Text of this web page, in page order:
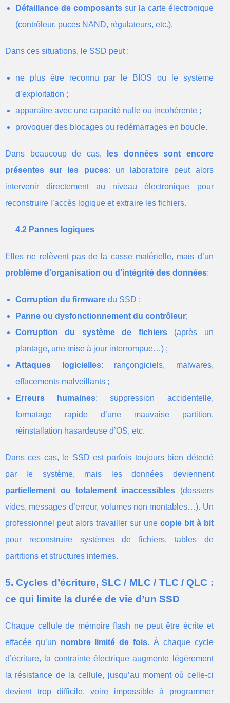
Défaillance de composantssur la carte électronique
(contrôleur, puces NAND, régulateurs, etc.).
Dans ces situations, le SSD peut :
ne plus être reconnu par le BIOS ou le système
d’exploitation ;
apparaître avec une capacité nulle ou incohérente ;
provoquer des blocages ou redémarrages en boucle.
Dans beaucoup de cas,
les données sont encore
présentes sur les puces: un laboratoire peut alors
intervenir directement au niveau électronique pour
reconstruire l’accès logique et extraire les fichiers.
4.2 Pannes logiques
Elles ne relèvent pas de la casse matérielle, mais d’un
problème d’organisation ou d’intégrité des données:
Corruption du firmware du SSD ;
Panne ou dysfonctionnement du contrôleur;
Corruption du système de fichiers(après un
plantage, une mise à jour interrompue…) ;
Attaques logicielles: rançongiciels, malwares,
effacements malveillants ;
Erreurs humaines: suppression accidentelle,
formatage rapide d’une mauvaise partition,
réinstallation hasardeuse d’OS, etc.
Dans ces cas, le SSD est parfois toujours bien détecté
par le système, mais les données deviennent
partiellement ou totalement inaccessibles(dossiers
vides, messages d’erreur, volumes non montables…). Un
professionnel peut alors travailler sur une copie bit à bit
pour reconstruire systèmes de fichiers, tables de
partitions et structures internes.
5. Cycles d’écriture, SLC / MLC / TLC / QLC :
ce qui limite la durée de vie d’un SSD
Chaque cellule de mémoire flash ne peut être écrite et
effacée qu’un nombre limité de fois. À chaque cycle
d’écriture, la contrainte électrique augmente légèrement
la résistance de la cellule, jusqu’au moment où celle-ci
devient trop difficile, voire impossible à programmer